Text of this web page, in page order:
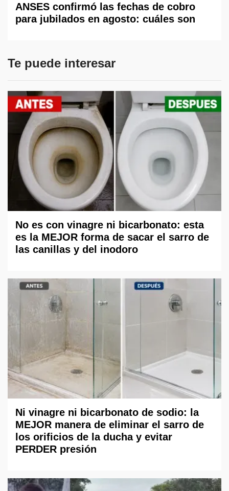
ANSES confirmó las fechas de cobro
para jubilados en agosto: cuáles son
Te puede interesar
No es con vinagre ni bicarbonato: esta
es la MEJOR forma de sacar el sarro de
las canillas y del inodoro
Ni vinagre ni bicarbonato de sodio: la
MEJOR manera de eliminar el sarro de
los orificios de la ducha y evitar
PERDER presión